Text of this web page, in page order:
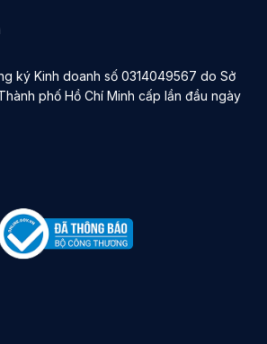
ký Kinh doanh số 0314049567 do Sở
phố Hồ Chí Minh cấp lần đầu ngày